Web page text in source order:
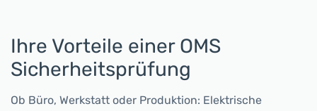
Ihre Vorteile einer OMS
Sicherheitsprüfung
Ob Büro, Werkstatt oder Produktion: Elektrische